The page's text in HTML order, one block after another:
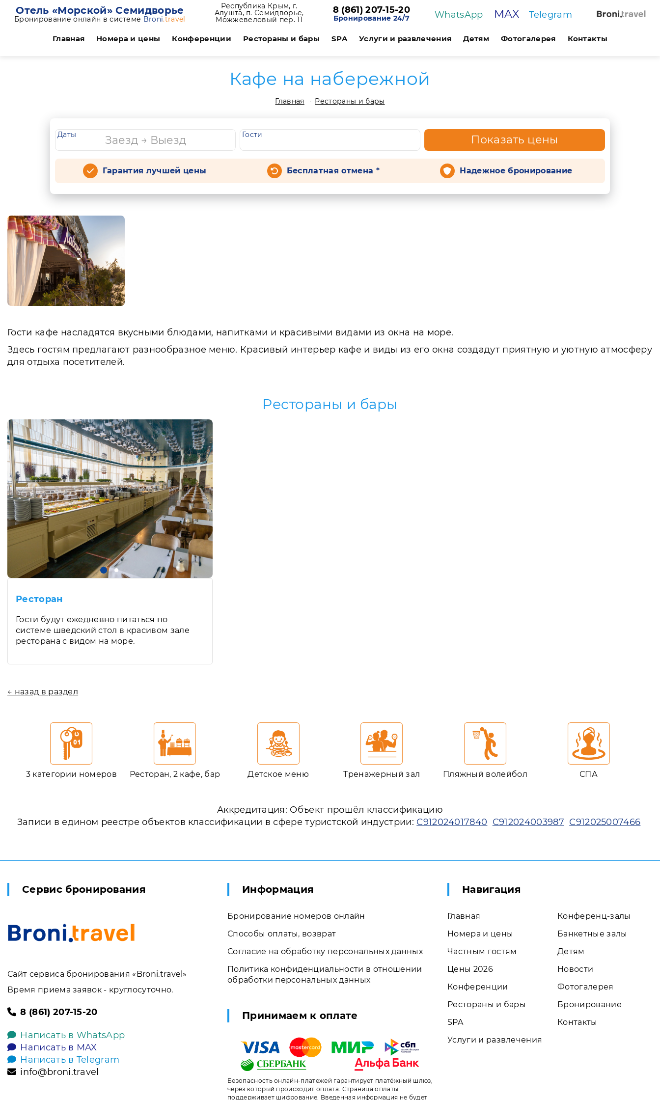
Отель «Морской» Семидворье
Бронирование онлайн в системе Broni.travel
Республика Крым, г.
Алушта, п. Семидворье,
Можжевеловый пер. 11
8 (861) 207-15-20
Бронирование 24/7 WhatsApp MAX Telegram
Главная Номера и цены Конференции Рестораны и бары SPA Услуги и развлечения Детям Фотогалерея Контакты
Кафе на набережной
Главная Рестораны и бары
Даты Гости Показать цены
Гарантия лучшей цены Бесплатная отмена * Надежное бронирование
Гости кафе насладятся вкусными блюдами, напитками и красивыми видами из окна на море.
Здесь гостям предлагают разнообразное меню. Красивый интерьер кафе и виды из его окна создадут приятную и уютную атмосферу
для отдыха посетителей.
Рестораны и бары
Ресторан
Гости будут ежедневно питаться по
системе шведский стол в красивом зале
ресторана с видом на море.
← назад в раздел
3 категории номеров Ресторан, 2 кафе, бар Детское меню Тренажерный зал Пляжный волейбол СПА
Аккредитация: Объект прошёл классификацию
Записи в едином реестре объектов классификации в сфере туристской индустрии: С912024017840 С912024003987 С912025007466
Сервис бронирования
Сайт сервиса бронирования «Broni.travel»
Время приема заявок - круглосуточно.
8 (861) 207-15-20
Написать в WhatsApp
Написать в MAX
Написать в Telegram
info@broni.travel
Информация
Бронирование номеров онлайн
Способы оплаты, возврат
Согласие на обработку персональных данных
Политика конфиденциальности в отношении
обработки персональных данных
Принимаем к оплате
Безопасность онлайн-платежей гарантирует платёжный шлюз,
через который происходит оплата. Страница оплаты
поддерживает шифрование. Введенная информация не будет
Навигация
Главная
Номера и цены
Частным гостям
Цены 2026
Конференции
Рестораны и бары
SPA
Услуги и развлечения
Конференц-залы
Банкетные залы
Детям
Новости
Фотогалерея
Бронирование
Контакты